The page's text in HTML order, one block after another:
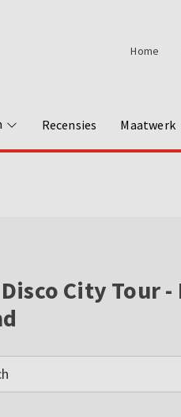
Home
Recensies Maatwerk
City Tour -